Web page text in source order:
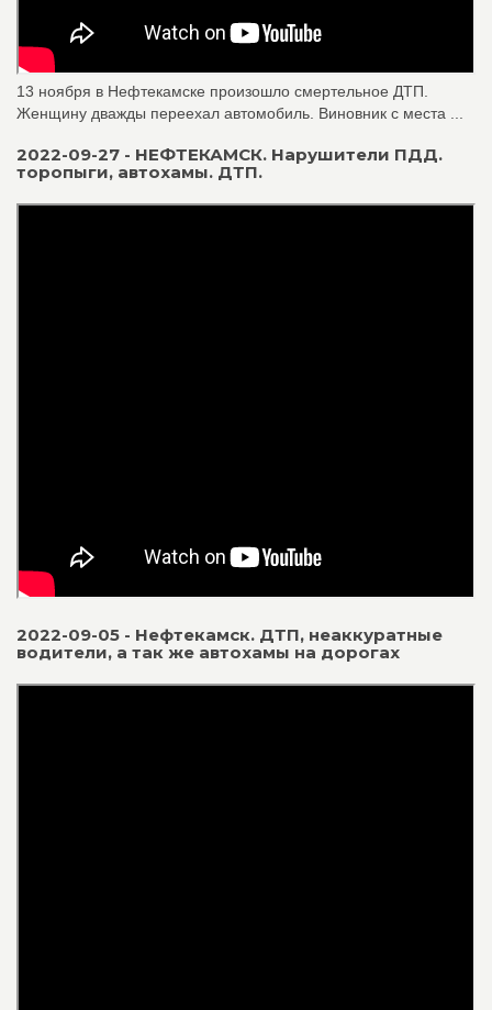
13 ноября в Нефтекамске произошло смертельное ДТП.
Женщину дважды переехал автомобиль. Виновник с места ...
2022-09-27 - НЕФТЕКАМСК. Нарушители ПДД.
торопыги, автохамы. ДТП.
2022-09-05 - Нефтекамск. ДТП, неаккуратные
водители, а так же автохамы на дорогах